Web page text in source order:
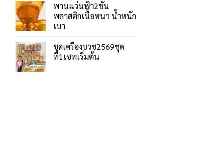
พานแว่นฟ้า2ชั้น
พลาสติกเนื้อหนา น้ำหนัก
เบา
ชุดเครื่องบวช2569ชุด
ที่1เซทเริ่มต้น